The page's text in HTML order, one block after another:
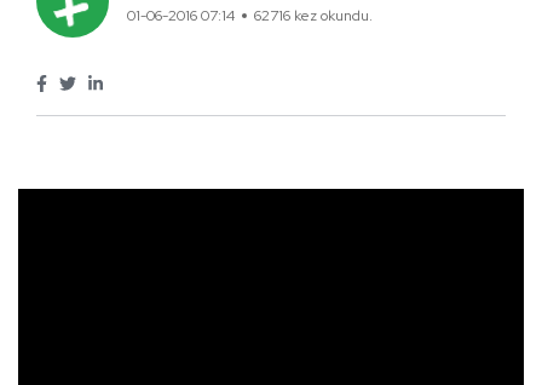
01-06-2016 07:14 62716 kez okundu.